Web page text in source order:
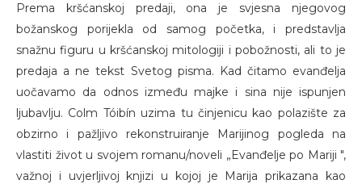
Prema kršćanskoj predaji, ona je svjesna njegovog
božanskog porijekla od samog početka, i predstavlja
snažnu figuru u kršćanskoj mitologiji i pobožnosti, ali to je
predaja a ne tekst Svetog pisma. Kad čitamo evanđelja
uočavamo da odnos između majke i sina nije ispunjen
ljubavlju. Colm Tóibín uzima tu činjenicu kao polazište za
obzirno i pažljivo rekonstruiranje Marijinog pogleda na
vlastiti život u svojem romanu/noveli „Evanđelje po Mariji ",
važnoj i uvjerljivoj knjizi u kojoj je Marija prikazana kao